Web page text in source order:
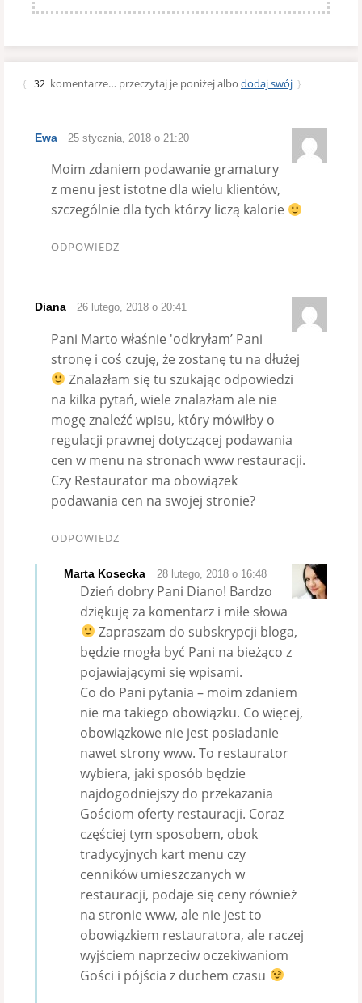
{ 32 komentarze… przeczytaj je poniżej albo dodaj swój }
Ewa 25 stycznia, 2018 o 21:20
Moim zdaniem podawanie gramatury
z menu jest istotne dla wielu klientów,
szczególnie dla tych którzy liczą kalorie
ODPOWIEDZ
Diana 26 lutego, 2018 o 20:41
Pani Marto właśnie 'odkryłam’ Pani
stronę i coś czuję, że zostanę tu na dłużej
Znalazłam się tu szukając odpowiedzi
na kilka pytań, wiele znalazłam ale nie
mogę znaleźć wpisu, który mówiłby o
regulacji prawnej dotyczącej podawania
cen w menu na stronach www restauracji.
Czy Restaurator ma obowiązek
podawania cen na swojej stronie?
ODPOWIEDZ
Marta Kosecka 28 lutego, 2018 o 16:48
Dzień dobry Pani Diano! Bardzo
dziękuję za komentarz i miłe słowa
Zapraszam do subskrypcji bloga,
będzie mogła być Pani na bieżąco z
pojawiającymi się wpisami.
Co do Pani pytania – moim zdaniem
nie ma takiego obowiązku. Co więcej,
obowiązkowe nie jest posiadanie
nawet strony www. To restaurator
wybiera, jaki sposób będzie
najdogodniejszy do przekazania
Gościom oferty restauracji. Coraz
częściej tym sposobem, obok
tradycyjnych kart menu czy
cenników umieszczanych w
restauracji, podaje się ceny również
na stronie www, ale nie jest to
obowiązkiem restauratora, ale raczej
wyjściem naprzeciw oczekiwaniom
Gości i pójścia z duchem czasu